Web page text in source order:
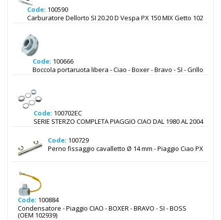
Code: 100590
Carburatore Dellorto SI 20.20 D Vespa PX 150 MIX Getto 102
Code: 100666
Boccola portaruota libera - Ciao - Boxer - Bravo - SI - Grillo
Code: 100702EC
SERIE STERZO COMPLETA PIAGGIO CIAO DAL 1980 AL 2004
Code: 100729
Perno fissaggio cavalletto Ø 14 mm - Piaggio Ciao PX
Code: 100884
Condensatore - Piaggio CIAO - BOXER - BRAVO - SI - BOSS
(OEM 102939)